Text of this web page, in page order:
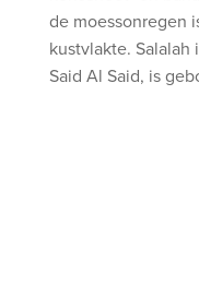
de moessonregen
kustvlakte. Salalah
Said Al Said, is